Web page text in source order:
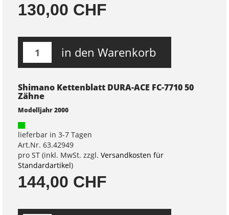
130,00 CHF
in den Warenkorb
Shimano Kettenblatt DURA-ACE FC-7710 50
Zähne
Modelljahr 2000
lieferbar in 3-7 Tagen
Art.Nr. 63.42949
pro ST (inkl. MwSt. zzgl. Versandkosten für
Standardartikel)
144,00 CHF